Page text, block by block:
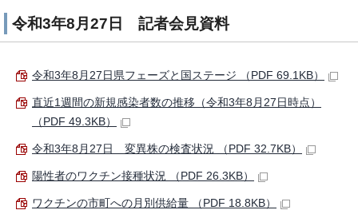
令和3年8月27日 記者会見資料
令和3年8月27日県フェーズと国ステージ （PDF 69.1KB）
直近1週間の新規感染者数の推移（令和3年8月27日時点）
（PDF 49.3KB）
令和3年8月27日 変異株の検査状況 （PDF 32.7KB）
陽性者のワクチン接種状況 （PDF 26.3KB）
ワクチンの市町への月別供給量 （PDF 18.8KB）